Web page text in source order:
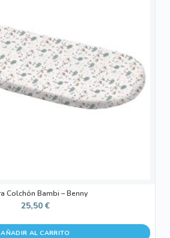
Colchón Bambi – Benny
25,50 €
AÑADIR AL CARRITO